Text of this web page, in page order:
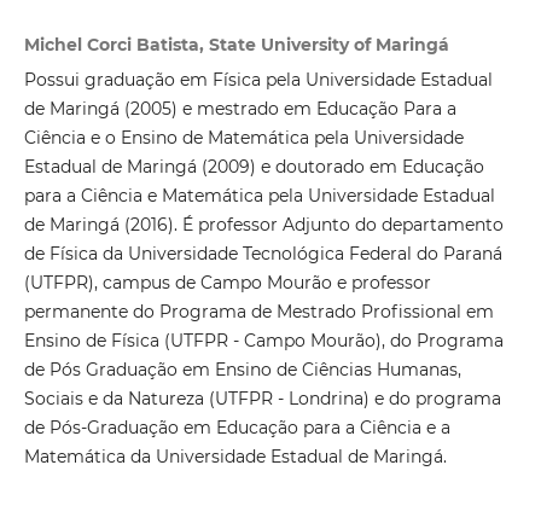
Michel Corci Batista, State University of Maringá
Possui graduação em Física pela Universidade Estadual
de Maringá (2005) e mestrado em Educação Para a
Ciência e o Ensino de Matemática pela Universidade
Estadual de Maringá (2009) e doutorado em Educação
para a Ciência e Matemática pela Universidade Estadual
de Maringá (2016). É professor Adjunto do departamento
de Física da Universidade Tecnológica Federal do Paraná
(UTFPR), campus de Campo Mourão e professor
permanente do Programa de Mestrado Profissional em
Ensino de Física (UTFPR - Campo Mourão), do Programa
de Pós Graduação em Ensino de Ciências Humanas,
Sociais e da Natureza (UTFPR - Londrina) e do programa
de Pós-Graduação em Educação para a Ciência e a
Matemática da Universidade Estadual de Maringá.